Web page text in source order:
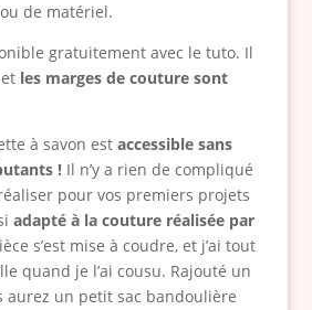
de matériel.
gratuitement avec le tuto. Il
les marges de couture sont
à savon est accessible sans
!Il n’y a rien de compliqué
pour vos premiers projets
adapté à la couture réalisée par
s’est mise à coudre, et j’ai tout
quand je l’ai cousu. Rajouté un
aurez un petit sac bandoulière